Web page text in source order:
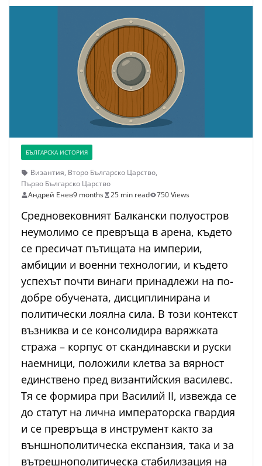
БЪЛГАРСКА ИСТОРИЯ
Византия, Второ Българско Царство,
Първо Българско Царство
Андрей Енев9 months 25 min read 750 Views
Средновековният Балкански полуостров
неумолимо се превръща в арена, където
се пресичат пътищата на империи,
амбиции и военни технологии, и където
успехът почти винаги принадлежи на по-
добре обучената, дисциплинирана и
политически лоялна сила. В този контекст
възниква и се консолидира варяжката
стража – корпус от скандинавски и руски
наемници, положили клетва за вярност
единствено пред византийския василевс.
Тя се формира при Василий II, извежда се
до статут на лична императорска гвардия
и се превръща в инструмент както за
външнополитическа експанзия, така и за
вътрешнополитическа стабилизация на